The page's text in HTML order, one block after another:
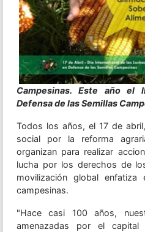
Campesinas. Este año el
Defensa de las Semillas
Todos los años, el 17 de
social por la reforma
organizan para realizar
lucha por los derechos de
movilización global
campesinas.
"Hace casi 100 años,
amenazadas por el